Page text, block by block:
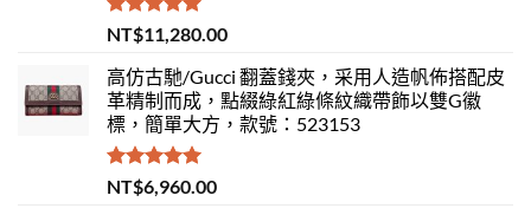
評分5.00
滿分 5
NT$11,280.00
高仿古馳/Gucci 翻蓋錢夾，采用人造帆佈搭配皮
革精制而成，點綴綠紅綠條紋織帶飾以雙G徽
標，簡單大方，款號：523153
評分 5.00
滿分 5
NT$6,960.00